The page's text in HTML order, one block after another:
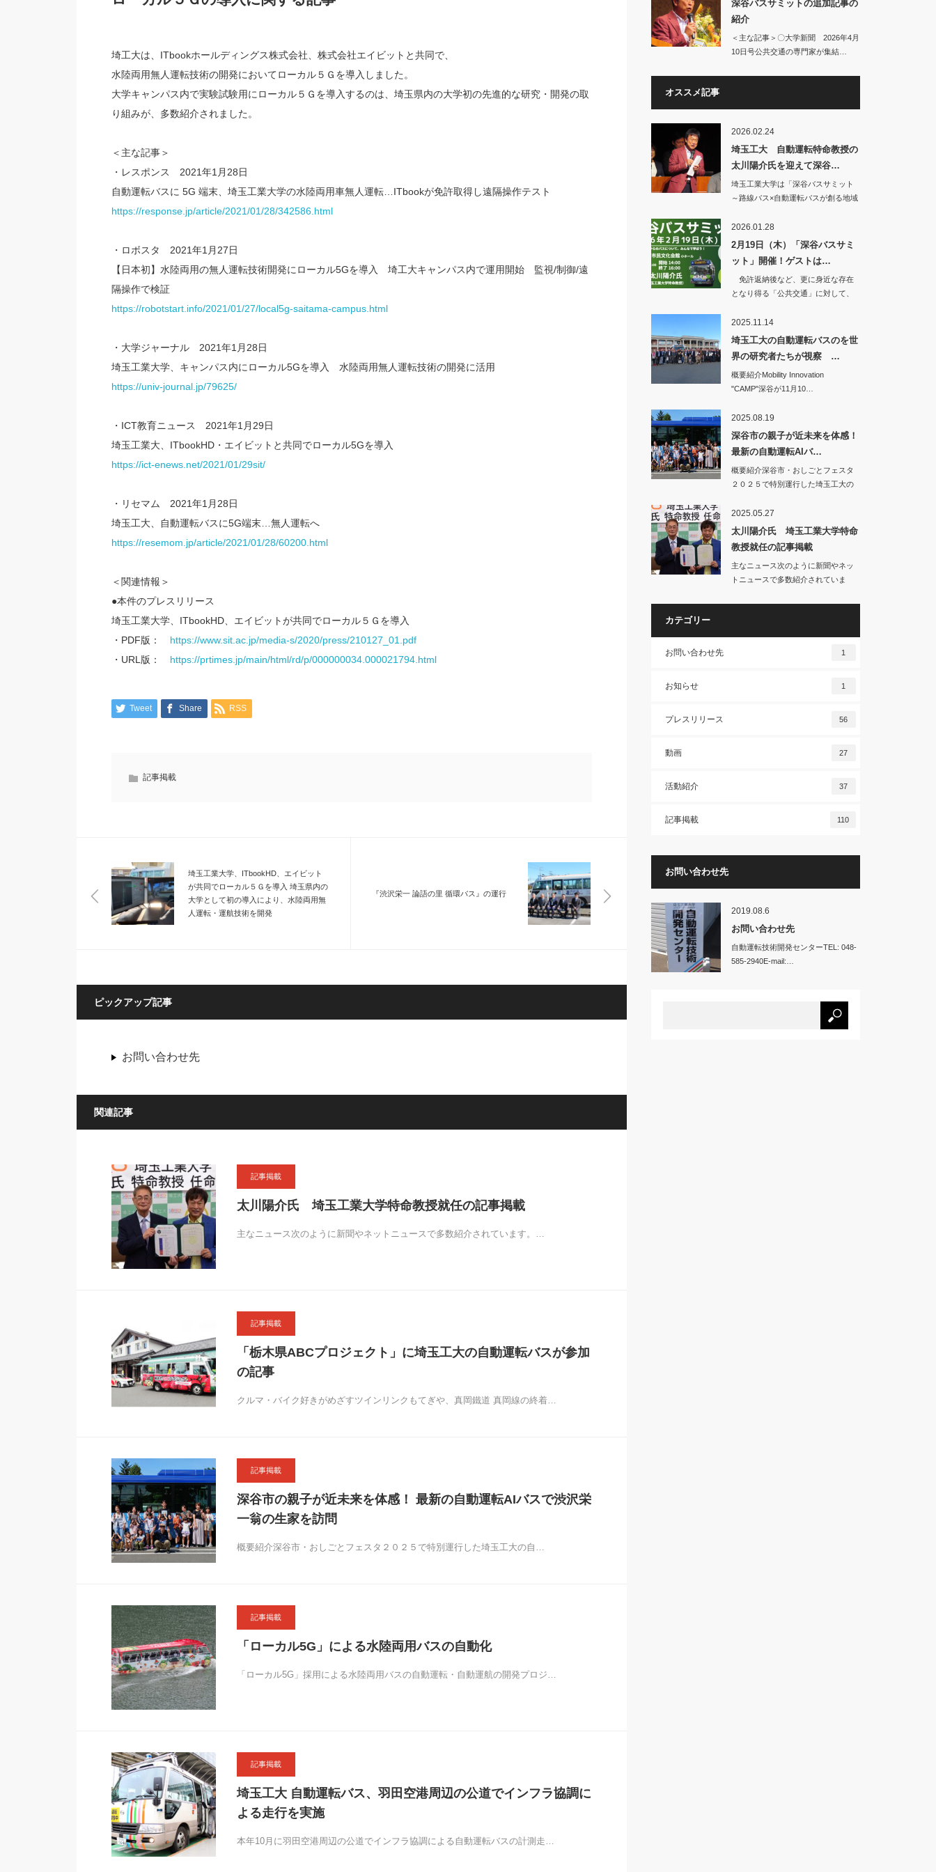
埼工大は、ITbookホールディングス株式会社、株式会社エイビットと共同で、
水陸両用無人運転技術の開発においてローカル５Ｇを導入しました。
大学キャンパス内で実験試験用にローカル５Ｇを導入するのは、埼玉県内の大学初の先進的な研究・開発の取
り組みが、多数紹介されました。
＜主な記事＞
・レスポンス 2021年1月28日
自動運転バスに 5G 端末、埼玉工業大学の水陸両用車無人運転…ITbookが免許取得し遠隔操作テスト
https://response.jp/article/2021/01/28/342586.html
・ロボスタ 2021年1月27日
【日本初】水陸両用の無人運転技術開発にローカル5Gを導入 埼工大キャンパス内で運用開始 監視/制御/遠
隔操作で検証
https://robotstart.info/2021/01/27/local5g-saitama-campus.html
・大学ジャーナル 2021年1月28日
埼玉工業大学、キャンパス内にローカル5Gを導入 水陸両用無人運転技術の開発に活用
https://univ-journal.jp/79625/
・ICT教育ニュース 2021年1月29日
埼玉工業大、ITbookHD・エイビットと共同でローカル5Gを導入
https://ict-enews.net/2021/01/29sit/
・リセマム 2021年1月28日
埼玉工大、自動運転バスに5G端末…無人運転へ
https://resemom.jp/article/2021/01/28/60200.html
＜関連情報＞
●本件のプレスリリース
埼玉工業大学、ITbookHD、エイビットが共同でローカル５Ｇを導入
・PDF版： https://www.sit.ac.jp/media-s/2020/press/210127_01.pdf
・URL版： https://prtimes.jp/main/html/rd/p/000000034.000021794.html
Tweet Share RSS
記事掲載
埼玉工業大学、ITbookHD、エイビット
が共同でローカル５Ｇを導入 埼玉県内の
大学として初の導入により、水陸両用無
人運転・運航技術を開発
『渋沢栄一 論語の里 循環バス』の運行
ピックアップ記事
お問い合わせ先
関連記事
記事掲載
太川陽介氏 埼玉工業大学特命教授就任の記事掲載
主なニュース次のように新聞やネットニュースで多数紹介されています。…
記事掲載
「栃木県ABCプロジェクト」に埼玉工大の自動運転バスが参加
の記事
クルマ・バイク好きがめざすツインリンクもてぎや、真岡鐵道 真岡線の終着…
記事掲載
深谷市の親子が近未来を体感！ 最新の自動運転AIバスで渋沢栄
一翁の生家を訪問
概要紹介深谷市・おしごとフェスタ２０２５で特別運行した埼玉工大の自…
記事掲載
「ローカル5G」による水陸両用バスの自動化
「ローカル5G」採用による水陸両用バスの自動運転・自動運航の開発プロジ…
記事掲載
埼玉工大 自動運転バス、羽田空港周辺の公道でインフラ協調に
よる走行を実施
本年10月に羽田空港周辺の公道でインフラ協調による自動運転バスの計測走…
深谷バスサミットの追加記事の
紹介
＜主な記事＞〇大学新聞 2026年4月
10日号公共交通の専門家が集結…
オススメ記事
2026.02.24
埼玉工大 自動運転特命教授の
太川陽介氏を迎えて深谷…
埼玉工業大学は「深谷バスサミット
～路線バス×自動運転バスが創る地域
2026.01.28
2月19日（木）「深谷バスサミ
ット」開催！ゲストは…
免許返納後など、更に身近な存在
となり得る「公共交通」に対して、
2025.11.14
埼玉工大の自動運転バスのを世
界の研究者たちが視察 …
概要紹介Mobility Innovation
"CAMP"深谷が11月10…
2025.08.19
深谷市の親子が近未来を体感！
最新の自動運転AIバ…
概要紹介深谷市・おしごとフェスタ
２０２５で特別運行した埼玉工大の
2025.05.27
太川陽介氏 埼玉工業大学特命
教授就任の記事掲載
主なニュース次のように新聞やネッ
トニュースで多数紹介されていま
カテゴリー
お問い合わせ先 1
お知らせ 1
プレスリリース 56
動画 27
活動紹介 37
記事掲載 110
お問い合わせ先
2019.08.6
お問い合わせ先
自動運転技術開発センターTEL: 048-
585-2940E-mail:…